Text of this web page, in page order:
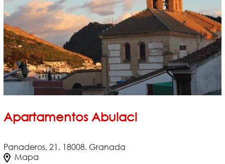
Apartamentos Abulaci
Panaderos, 21. 18008. Granada
Mapa